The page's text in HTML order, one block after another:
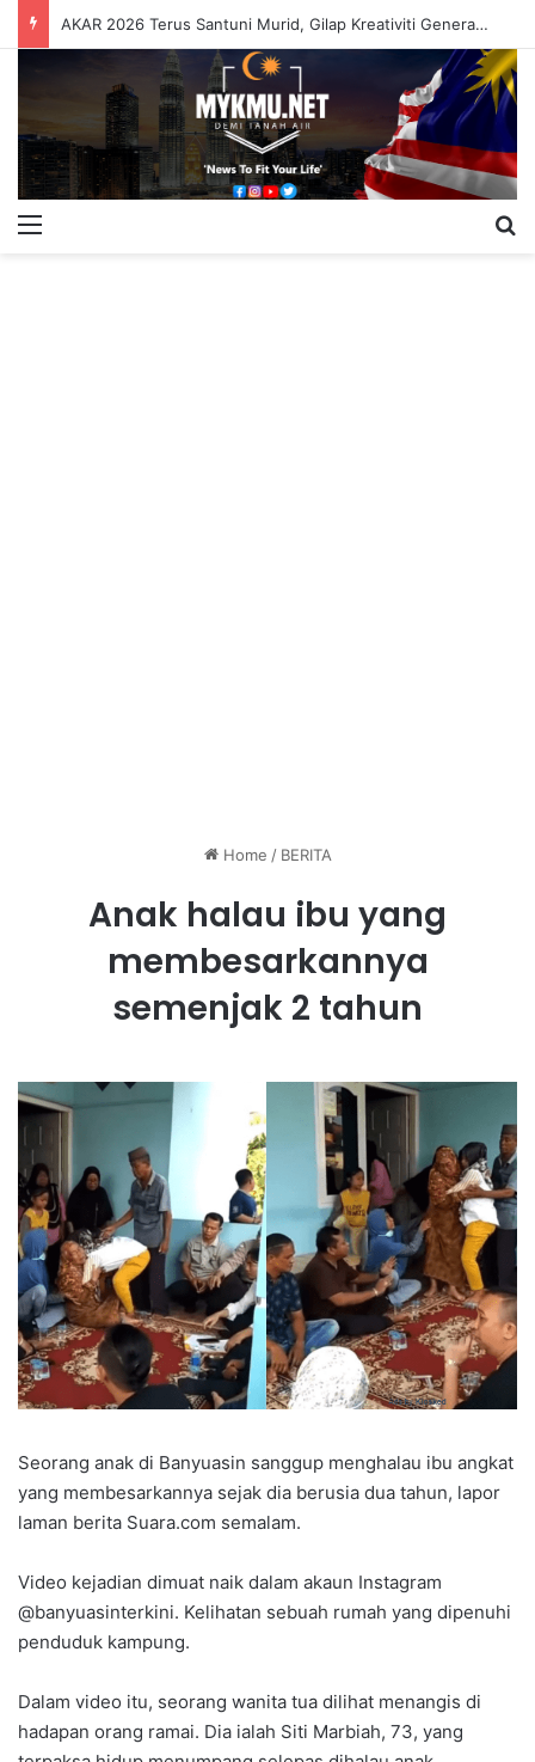
AKAR 2026 Terus Santuni Murid, Gilap Kreativiti Generasi Muda
Home / BERITA
Anak halau ibu yang
membesarkannya
semenjak 2 tahun
Seorang anak di Banyuasin sanggup menghalau ibu angkat
yang membesarkannya sejak dia berusia dua tahun, lapor
laman berita Suara.com semalam.
Video kejadian dimuat naik dalam akaun Instagram
@banyuasinterkini. Kelihatan sebuah rumah yang dipenuhi
penduduk kampung.
Dalam video itu, seorang wanita tua dilihat menangis di
hadapan orang ramai. Dia ialah Siti Marbiah, 73, yang